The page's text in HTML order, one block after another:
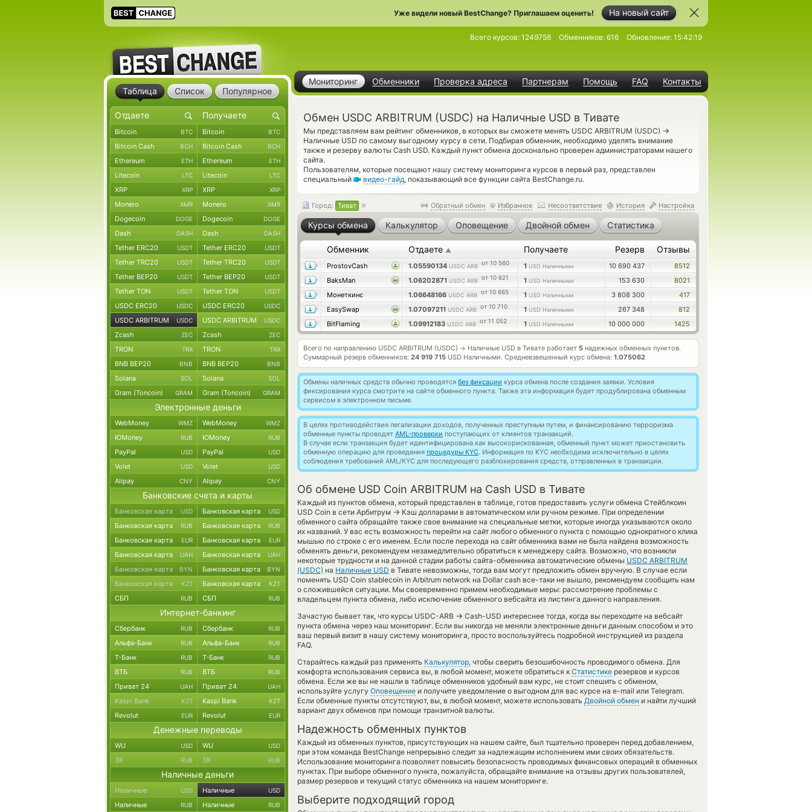
На новый сайт
Уже видели новый BestChange? Приглашаем оценить!
Мониторинг Обменники Проверка адреса Партнерам Помощь FAQ Контакты
Всего курсов: 1249756 Обменников: 616 Обновление: 15:42:19
Обмен USDC ARBITRUM (USDC) на Наличные USD в Тивате
Мы представляем вам рейтинг обменников, в которых вы сможете менять USDC ARBITRUM (USDC) →
Наличные USD по самому выгодному курсу в сети. Подбирая обменник, необходимо уделять внимание
также и резерву валюты Cash USD. Каждый пункт обмена досконально проверен администраторами нашего
сайта.
Пользователям, которые посещают нашу систему мониторинга курсов в первый раз, представлен
специальный
видео-гайд, показывающий все функции сайта BestChange.ru.
Обратный обмен Избранное Несоответствие История Настройка
Город: Тиват
Курсы обмена Калькулятор Оповещение Двойной обмен Статистика
Обменник Отдаете ▲ Получаете Резерв Отзывы
ProstovCash 1.05590134 USDC ARB от 10 560 1 USD Наличными 10 690 437
8512
BaksMan
1.06202871 USDC ARB от 10 621 1 USD Наличными 153 630
8021
Монеткинс
1.06648166 USDC ARB от 10 665 1 USD Наличными 3 808 300
417
EasySwap
1.07097211 USDC ARB от 10 710 1 USD Наличными 267 348
812
BitFlaming
1.09912183 USDC ARB от 11 052 1 USD Наличными 10 000 000 1425
Всего по направлению USDC ARBITRUM (USDC) → Наличные USD в Тивате работает 5 надежных обменных пунктов.
Суммарный резерв обменников: 24 919 715 USD Наличными. Средневзвешенный курс обмена: 1.075062
Обмены наличных средств обычно проводятся без фиксации курса обмена после создания заявки. Условия
фиксирования курса смотрите на сайте обменного пункта. Также эта информация будет продублирована обменным
сервисом в электронном письме.
В целях противодействия легализации доходов, полученных преступным путем, и финансированию терроризма
обменные пункты проводят AML-проверки поступающих от клиентов транзакций.
В случае если транзакция будет идентифицирована как высокорискованная, обменный пункт может приостановить
обменную операцию для проведения процедуры KYC. Информация по KYC необходима исключительно в целях
соблюдения требований AML/KYC для последующего разблокирования средств, отправленных в транзакции.
Об обмене USD Coin ARBITRUM на Cash USD в Тивате
Каждый из пунктов обмена, который представлен в таблице, готов предоставить услуги обмена Стейблкоин
USD Coin в сети Арбитрум → Кэш долларами в автоматическом или ручном режиме. При определении
обменного сайта обращайте также свое внимание на специальные метки, которые иногда указываются около
их названий. У вас есть возможность перейти на сайт любого обменного пункта с помощью однократного клика
мышью по строке с его именем. Если после перехода на сайт обменника вами не была найдена возможность
обменять деньги, рекомендуем незамедлительно обратиться к менеджеру сайта. Возможно, что возникли
некоторые трудности и на данной стадии работы сайта-обменника автоматические обмены USDC ARBITRUM
(USDC) на Наличные USD в Тивате невозможны, тогда вам могут предложить обмен вручную. В случае если
поменять USD Coin stablecoin in Arbitrum network на Dollar cash все-таки не вышло, рекомендуем сообщить нам
о сложившейся ситуации. Мы своевременно примем необходимые меры: рассмотрение проблемы с
владельцем пункта обмена, либо исключение обменного вебсайта из листинга данного направления.
Зачастую бывает так, что курсы USDC-ARB → Cash-USD интереснее тогда, когда вы переходите на вебсайт
пункта обмена через наш мониторинг. Если вы никогда не меняли электронные деньги данным способом и это
ваш первый визит в нашу систему мониторинга, просто воспользуйтесь подробной инструкцией из раздела
FAQ.
Старайтесь каждый раз применять Калькулятор, чтобы сверить безошибочность проводимого обмена. Для
комфорта использования сервиса вы, в любой момент, можете обратиться к Статистике резервов и курсов
обмена. Если же вы не нашли в таблице обменников удобный вам курс, не стоит спешить с обменом,
используйте услугу Оповещение и получите уведомление о выгодном для вас курсе на e-mail или Telegram.
Если обменные пункты отсутствуют, вы, в любой момент, можете использовать Двойной обмен и найти лучший
вариант двух обменов при помощи транзитной валюты.
Надежность обменных пунктов
Каждый из обменных пунктов, присутствующих на нашем сайте, был тщательно проверен перед добавлением,
при этом команда BestChange непрерывно следит за надлежащим исполнением ими своих обязательств.
Использование мониторинга позволяет повысить безопасность проводимых финансовых операций в обменных
пунктах. При выборе обменного пункта, пожалуйста, обращайте внимание на отзывы других пользователей,
размер резервов и текущий статус обменника на нашем мониторинге.
Выберите подходящий город
Таблица Список Популярное
Bitcoin BTC Bitcoin BTC
Bitcoin Cash BCH Bitcoin Cash BCH
Ethereum ETH Ethereum ETH
Litecoin LTC Litecoin LTC
XRP XRP XRP XRP
Monero XMR Monero XMR
Dogecoin DOGE Dogecoin DOGE
Dash DASH Dash DASH
Tether ERC20 USDT Tether ERC20 USDT
Tether TRC20 USDT Tether TRC20 USDT
Tether BEP20 USDT Tether BEP20 USDT
Tether TON USDT Tether TON USDT
USDC ERC20 USDC USDC ERC20 USDC
USDC ARBITRUM USDC USDC ARBITRUM USDC
Zcash ZEC Zcash ZEC
TRON TRX TRON TRX
BNB BEP20 BNB BNB BEP20 BNB
Solana SOL Solana SOL
Gram (Toncoin) GRAM Gram (Toncoin) GRAM
Электронные деньги
WebMoney WMZ WebMoney WMZ
ЮMoney RUB ЮMoney RUB
PayPal USD PayPal USD
Volet USD Volet USD
Alipay CNY Alipay CNY
Банковские счета и карты
Банковская карта USD Банковская карта USD
Банковская карта RUB Банковская карта RUB
Банковская карта EUR Банковская карта EUR
Банковская карта UAH Банковская карта UAH
Банковская карта BYN Банковская карта BYN
Банковская карта KZT Банковская карта KZT
СБП RUB СБП RUB
Интернет-банкинг
Сбербанк RUB Сбербанк RUB
Альфа-Банк RUB Альфа-Банк RUB
Т-Банк RUB Т-Банк RUB
ВТБ RUB ВТБ RUB
Приват 24 UAH Приват 24 UAH
Kaspi Bank KZT Kaspi Bank KZT
Revolut EUR Revolut EUR
Денежные переводы
WU USD WU USD
ЗК RUB ЗК RUB
Наличные деньги
Наличные USD Наличные USD
Наличные RUB Наличные RUB